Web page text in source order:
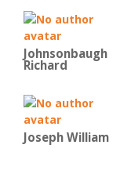
Johnsonbaugh
Richard
Joseph William